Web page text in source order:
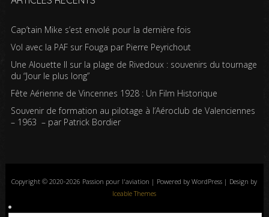
Cap’tain Mike s’est envolé pour la dernière fois
Vol avec la PAF sur Fouga par Pierre Peyrichout
Une Alouette II sur la plage de Rivedoux : souvenirs du tournage
du “Jour le plus long”
Fête Aérienne de Vincennes 1928 : Un Film Historique
Souvenir de formation au pilotage à l’Aéroclub de Valenciennes
– 1963 – par Patrick Bordier
Copyright © 2020-2026 Passion pour l'aviation | Powered by WordPress | Design by
Iceable Themes